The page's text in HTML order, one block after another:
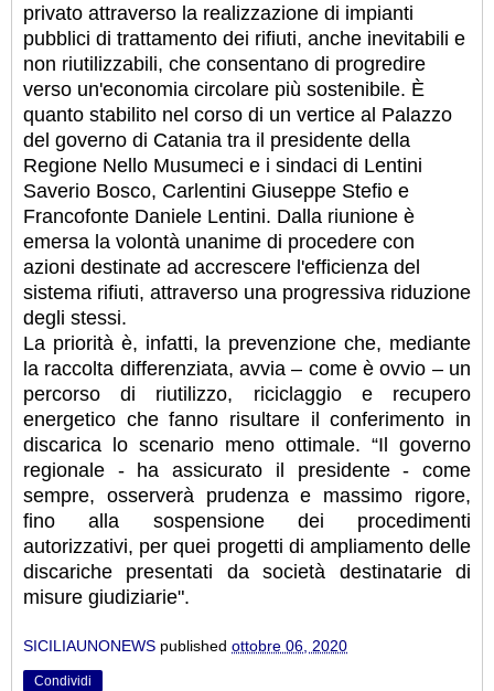
privato attraverso la realizzazione di impianti
pubblici di trattamento dei rifiuti, anche inevitabili e
non riutilizzabili, che consentano di progredire
verso un'economia circolare più sostenibile. È
quanto stabilito nel corso di un vertice al Palazzo
del governo di Catania tra il presidente della
Regione Nello Musumeci e i sindaci di Lentini
Saverio Bosco, Carlentini Giuseppe Stefio e
Francofonte Daniele Lentini. Dalla riunione è
emersa la volontà unanime di procedere con
azioni destinate ad accrescere l'efficienza del
sistema rifiuti, attraverso una progressiva riduzione
degli stessi.
La priorità è, infatti, la prevenzione che, mediante
la raccolta differenziata, avvia – come è ovvio – un
percorso di riutilizzo, riciclaggio e recupero
energetico che fanno risultare il conferimento in
discarica lo scenario meno ottimale. “Il governo
regionale - ha assicurato il presidente - come
sempre, osserverà prudenza e massimo rigore,
fino alla sospensione dei procedimenti
autorizzativi, per quei progetti di ampliamento delle
discariche presentati da società destinatarie di
misure giudiziarie".
SICILIAUNONEWS published ottobre 06, 2020
Condividi